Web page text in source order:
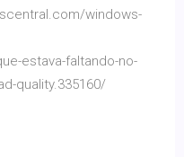
windows-
estava-faltando-no-
quality.335160/